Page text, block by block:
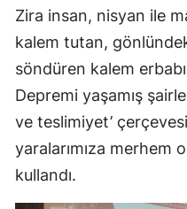
Zira insan, nisyan ile
kalem tutan,
söndüren kalem
Depremi yaşamış
ve teslimiyet’
yaralarımıza merhem
kullandı.